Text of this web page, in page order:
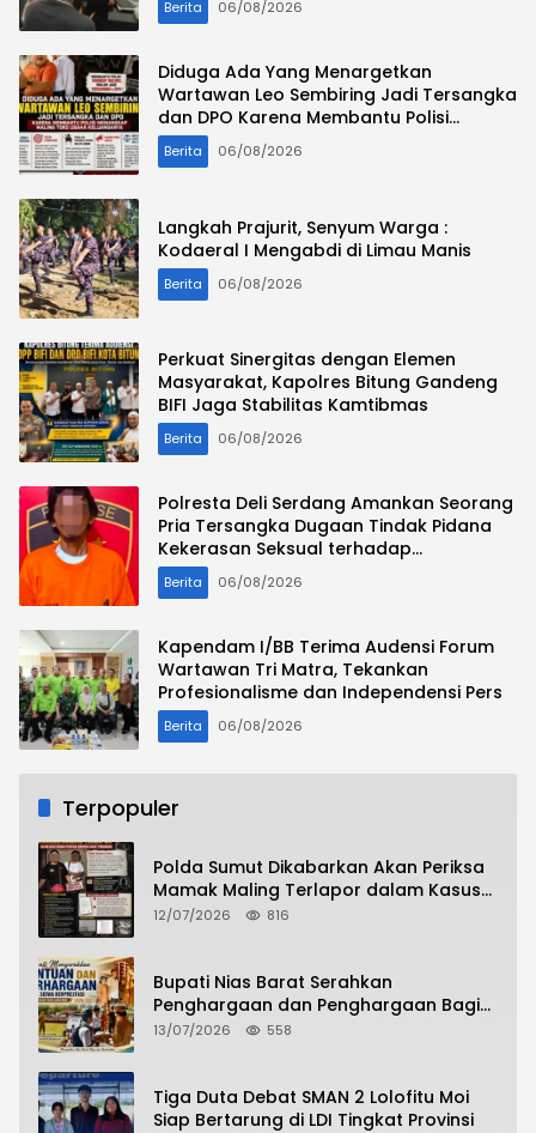
Berita 06/08/2026
Diduga Ada Yang Menargetkan
Wartawan Leo Sembiring Jadi Tersangka
dan DPO Karena Membantu Polisi
Menangkap Maling Toko Usaha
Keluarganya
Berita 06/08/2026
Langkah Prajurit, Senyum Warga :
Kodaeral I Mengabdi di Limau Manis
Berita 06/08/2026
Perkuat Sinergitas dengan Elemen
Masyarakat, Kapolres Bitung Gandeng
BIFI Jaga Stabilitas Kamtibmas
Berita 06/08/2026
Polresta Deli Serdang Amankan Seorang
Pria Tersangka Dugaan Tindak Pidana
Kekerasan Seksual terhadap
Penyandang Disabilitas
Berita 06/08/2026
Kapendam I/BB Terima Audensi Forum
Wartawan Tri Matra, Tekankan
Profesionalisme dan Independensi Pers
Berita 06/08/2026
Terpopuler
Polda Sumut Dikabarkan Akan Periksa
Mamak Maling Terlapor dalam Kasus
Dugaan Penipuan Bermodus Surat
12/07/2026 816
Bupati Nias Barat Serahkan
Penghargaan dan Penghargaan Bagi
Siswa Berprestasi Pada Pembukaan TA
13/07/2026 558
Tiga Duta Debat SMAN 2 Lolofitu Moi
Siap Bertarung di LDI Tingkat Provinsi